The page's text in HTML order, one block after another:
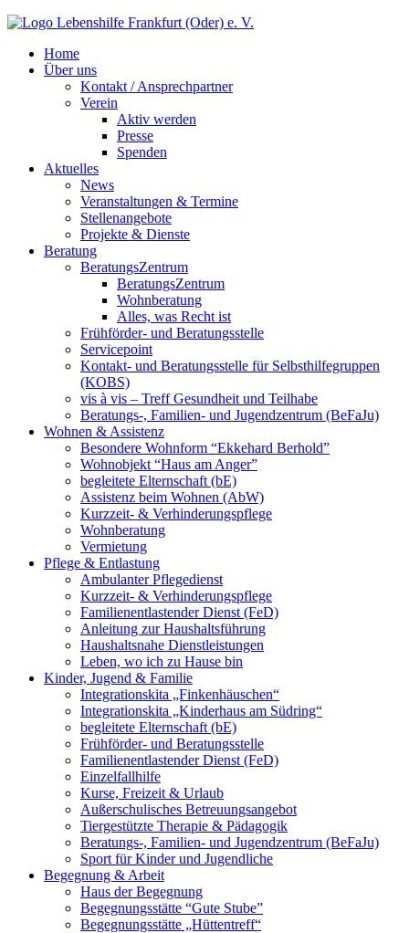
Home
Über uns
Kontakt / Ansprechpartner
Verein
Aktiv werden
Presse
Spenden
Aktuelles
News
Veranstaltungen & Termine
Stellenangebote
Projekte & Dienste
Beratung
BeratungsZentrum
BeratungsZentrum
Wohnberatung
Alles, was Recht ist
Frühförder- und Beratungsstelle
Servicepoint
Kontakt- und Beratungsstelle für Selbsthilfegruppen
(KOBS)
vis à vis – Treff Gesundheit und Teilhabe
Beratungs-, Familien- und Jugendzentrum (BeFaJu)
Wohnen & Assistenz
Besondere Wohnform “Ekkehard Berhold”
Wohnobjekt “Haus am Anger”
begleitete Elternschaft (bE)
Assistenz beim Wohnen (AbW)
Kurzzeit- & Verhinderungspflege
Wohnberatung
Vermietung
Pflege & Entlastung
Ambulanter Pflegedienst
Kurzzeit- & Verhinderungspflege
Familienentlastender Dienst (FeD)
Anleitung zur Haushaltsführung
Haushaltsnahe Dienstleistungen
Leben, wo ich zu Hause bin
Kinder, Jugend & Familie
Integrationskita „Finkenhäuschen“
Integrationskita „Kinderhaus am Südring“
begleitete Elternschaft (bE)
Frühförder- und Beratungsstelle
Familienentlastender Dienst (FeD)
Einzelfallhilfe
Kurse, Freizeit & Urlaub
Außerschulisches Betreuungsangebot
Tiergestützte Therapie & Pädagogik
Beratungs-, Familien- und Jugendzentrum (BeFaJu)
Sport für Kinder und Jugendliche
Begegnung & Arbeit
Haus der Begegnung
Begegnungsstätte “Gute Stube”
Begegnungsstätte „Hüttentreff“